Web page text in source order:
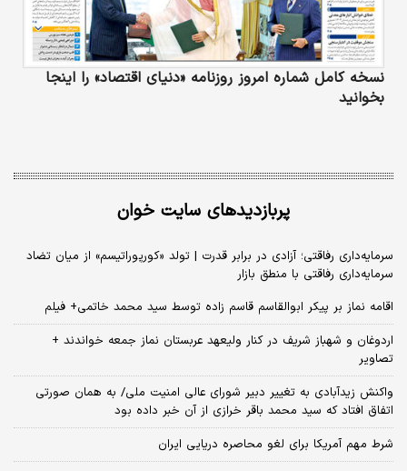
نسخه کامل شماره امروز روزنامه «دنیای‌ اقتصاد» را اینجا
بخوانید
پربازدیدهای سایت خوان
سرمایه‌داری رفاقتی؛ آزادی در برابر قدرت | تولد «کورپوراتیسم» از میان تضاد
سرمایه‌داری رفاقتی با منطق بازار
اقامه نماز بر پیکر ابوالقاسم قاسم زاده توسط سید محمد خاتمی+ فیلم
اردوغان و شهباز شریف در کنار ولیعهد عربستان نماز جمعه خواندند +
تصاویر
واکنش زیدآبادی به تغییر دبیر شورای عالی امنیت ملی/ به همان صورتی
اتفاق افتاد که سید محمد باقر خرازی از آن خبر داده بود
شرط مهم آمریکا برای لغو محاصره دریایی ایران